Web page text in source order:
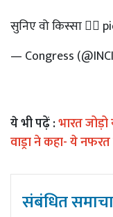
सुनिए वो किस्सा 👇🏼
— Congress
ये भी पढ़ें :भारत जोड़ो
वाड्रा ने कहा- ये
संबंधित